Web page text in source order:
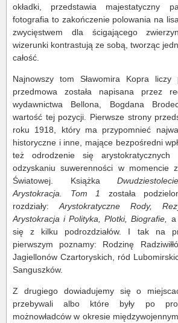
okładki, przedstawia majestatyczny
fotografia to zakończenie polowania na
zwycięstwem dla ścigającego
wizerunki kontrastują ze sobą, tworząc
całość.
Najnowszy tom Sławomira Kopra
przedmowa została napisana przez
wydawnictwa Bellona, Bogdana
wartość tej pozycji. Pierwsze strony
roku 1918, który ma przypomnieć
historyczne i inne, mające bezpośredni
też odrodzenie się
odzyskaniu suwerenności w momencie
Światowej. Książka
Arystokracja. Tom 1 została
rozdziały: Arystokratyczne Rody,
Arystokracja i Polityka, Plotki, Biografie, a
się z kilku podrozdziałów. I tak na
pierwszym poznamy: Rodzinę
Jagiellonów Czartoryskich, ród
Sanguszków.
Z drugiego dowiadujemy się o
przebywali albo które były po
możnowładców w okresie